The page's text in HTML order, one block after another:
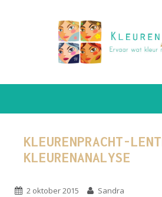
KLEURENPRACHT-
KLEURENANALYSE
2 oktober 2015 Sandra